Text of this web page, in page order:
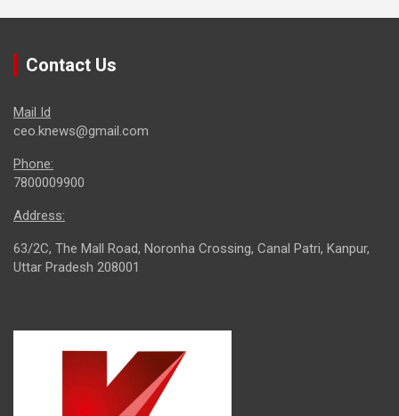
Contact Us
Mail Id
ceo.knews@gmail.com
Phone:
7800009900
Address:
63/2C, The Mall Road, Noronha Crossing, Canal Patri, Kanpur,
Uttar Pradesh 208001